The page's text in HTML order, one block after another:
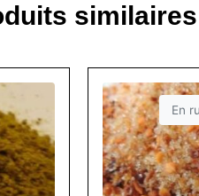
similaires
En